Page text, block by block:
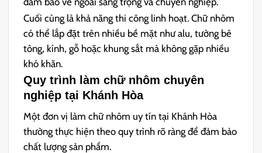
Cuối cùng là khả năng thi công linh hoạt. Chữ nhôm
có thể lắp đặt trên nhiều bề mặt như alu, tường bê
tông, kính, gỗ hoặc khung sắt mà không gặp nhiều
khó khăn.
Quy trình làm chữ nhôm chuyên
nghiệp tại Khánh Hòa
Một đơn vị làm chữ nhôm uy tín tại Khánh Hòa
thường thực hiện theo quy trình rõ ràng để đảm bảo
chất lượng sản phẩm.